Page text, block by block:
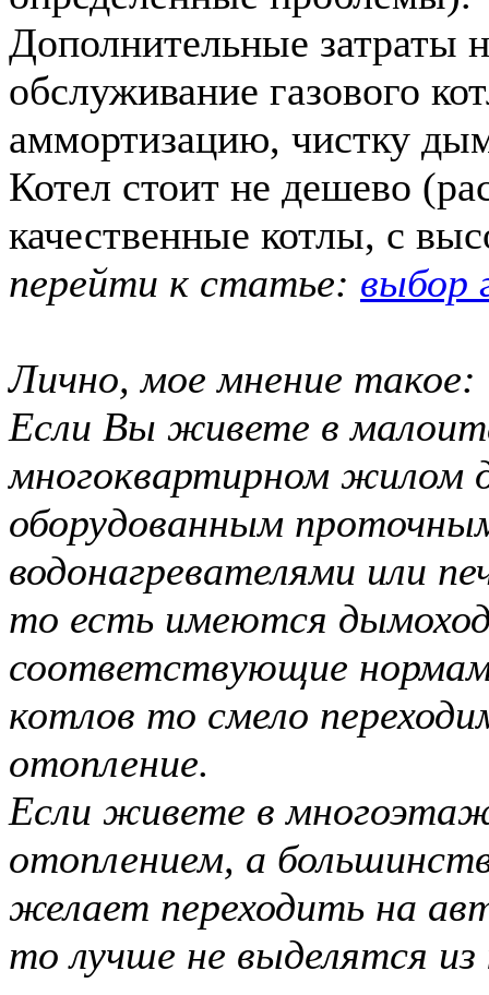
Дополнительные затраты
обслуживание газового
аммортизацию, чистку
Котел стоит не дешево
качественные котлы, с
перейти к статье: выбор
Лично, мое мнение такое:
Если Вы живете в
многоквартирном жилом
оборудованным
водонагревателями или
то есть имеются
соответствующие нормам
котлов то смело
отопление.
Если живете в
отоплением, а
желает переходить на
то лучше не выделятся